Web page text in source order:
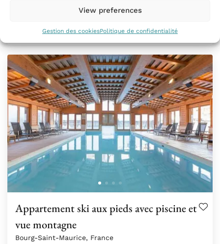
View preferences
Gestion des cookiesPolitique de confidentialité
Au sein du quartier du Chantel à Bourg-Saint-Maurice,
Tarif sur demande
Appartement ski aux pieds avec piscine et
vue montagne
Bourg-Saint-Maurice, France